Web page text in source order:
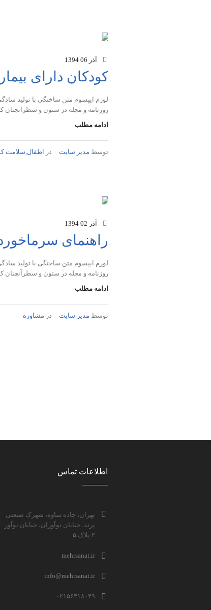
آذر 06 1394
کودکان دارای
لورم ایپسوم متن ساختگی با تولید
روزنامه و مجله در ستون و سطرآنچنان
ادامه مطلب
توسط مدیر سایت در اطفال,سلامت
آذر 02 1394
راهنمای
لورم ایپسوم متن ساختگی با تولید
روزنامه و مجله در ستون و سطرآنچنان
ادامه مطلب
توسط مدیر سایت در مشاوره
اطلاعات تماس
تهران، جاده ساوه، شهرک صنعتی
پرند، خیابان نوآوران، خیابان نوآور
۲ پلاک ۵
mehrsanat.ir
info@mehrsanat.ir
۰۲۱۵۶۴۱۸۰۴۹